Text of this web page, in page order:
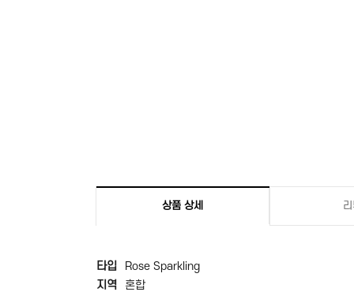
상품 상세
타입
Rose Sparkling
지역
혼합